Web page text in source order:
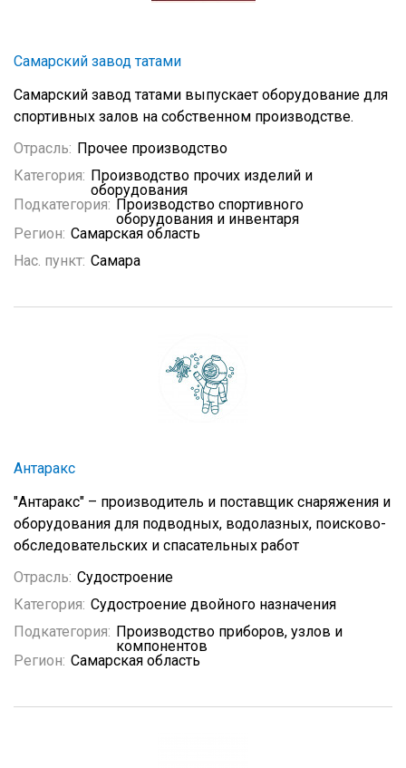
Самарский завод татами
Самарский завод татами выпускает оборудование для
спортивных залов на собственном производстве.
Отрасль: Прочее производство
Категория: Производство прочих изделий и
оборудования
Подкатегория: Производство спортивного
оборудования и инвентаря
Регион: Самарская область
Нас. пункт: Самара
Антаракс
"Антаракс" – производитель и поставщик снаряжения и
оборудования для подводных, водолазных, поисково-
обследовательских и спасательных работ
Отрасль: Судостроение
Категория: Судостроение двойного назначения
Подкатегория: Производство приборов, узлов и
компонентов
Регион: Самарская область